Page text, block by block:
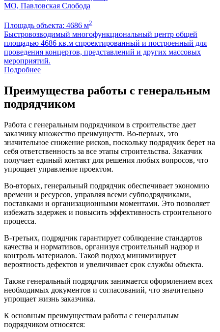
МО, Павловская Слобода
Площадь объекта: 4686 м2
Быстровозводимый многофункциональный центр общей
площадью 4686 кв.м спроектированный и построенный для
проведения концертов, представлений и других массовых
мероприятий.
Подробнее
Преимущества работы с генеральным
подрядчиком
Работа с генеральным подрядчиком в строительстве дает
заказчику множество преимуществ. Во-первых, это
значительное снижение рисков, поскольку подрядчик берет на
себя ответственность за все этапы строительства. Заказчик
получает единый контакт для решения любых вопросов, что
упрощает управление проектом.
Во-вторых, генеральный подрядчик обеспечивает экономию
времени и ресурсов, управляя всеми субподрядчиками,
поставками и организационными моментами. Это позволяет
избежать задержек и повысить эффективность строительного
процесса.
В-третьих, подрядчик гарантирует соблюдение стандартов
качества и нормативов, организуя строительный надзор и
контроль материалов. Такой подход минимизирует
вероятность дефектов и увеличивает срок службы объекта.
Также генеральный подрядчик занимается оформлением всех
необходимых документов и согласований, что значительно
упрощает жизнь заказчика.
К основным преимуществам работы с генеральным
подрядчиком относятся: